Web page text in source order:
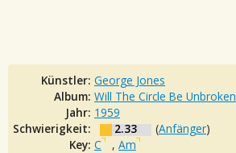
Künstler: George Jones
Album: Will The Circle Be Unbroken
Jahr: 1959
Schwierigkeit:
2.33 (Anfänger)
Key: C , Am